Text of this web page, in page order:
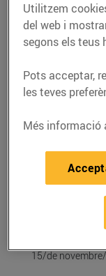
RECEPTES
15/de
Utilitzem
del web i
segons els teus
Pots acceptar,
les teves
Més informació